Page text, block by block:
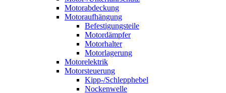
Motorabdeckung
Motoraufhängung
Befestigungsteile
Motordämpfer
Motorhalter
Motorlagerung
Motorelektrik
Motorsteuerung
Kipp-/Schlepphebel
Nockenwelle